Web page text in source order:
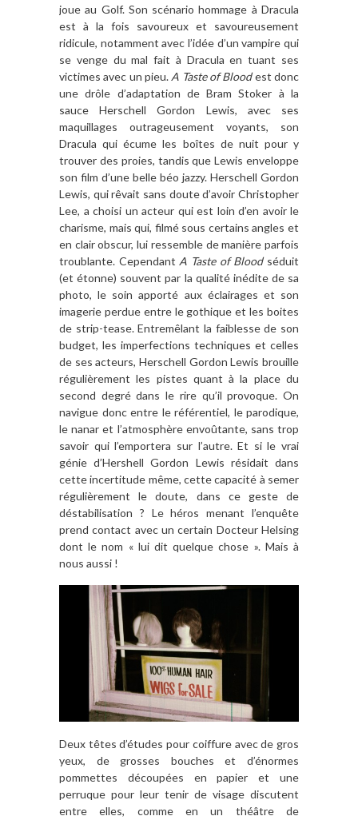
joue au Golf. Son scénario hommage à Dracula
est à la fois savoureux et savoureusement
ridicule, notamment avec l’idée d’un vampire qui
se venge du mal fait à Dracula en tuant ses
victimes avec un pieu. A Taste of Bloodest donc
une drôle d’adaptation de Bram Stoker à la
sauce Herschell Gordon Lewis, avec ses
maquillages outrageusement voyants, son
Dracula qui écume les boîtes de nuit pour y
trouver des proies, tandis que Lewis enveloppe
son film d’une belle béo jazzy. Herschell Gordon
Lewis, qui rêvait sans doute d’avoir Christopher
Lee, a choisi un acteur qui est loin d’en avoir le
charisme, mais qui, filmé sous certains angles et
en clair obscur, lui ressemble de manière parfois
troublante. Cependant A Taste of Bloodséduit
(et étonne) souvent par la qualité inédite de sa
photo, le soin apporté aux éclairages et son
imagerie perdue entre le gothique et les boites
de strip-tease. Entremêlant la faiblesse de son
budget, les imperfections techniques et celles
de ses acteurs, Herschell Gordon Lewis brouille
régulièrement les pistes quant à la place du
second degré dans le rire qu’il provoque. On
navigue donc entre le référentiel, le parodique,
le nanar et l’atmosphère envoûtante, sans trop
savoir qui l’emportera sur l’autre. Et si le vrai
génie d’Hershell Gordon Lewis résidait dans
cette incertitude même, cette capacité à semer
régulièrement le doute, dans ce geste de
déstabilisation ? Le héros menant l’enquête
prend contact avec un certain Docteur Helsing
dont le nom « lui dit quelque chose ». Mais à
nous aussi !
Deux têtes d’études pour coiffure avec de gros
yeux, de grosses bouches et d’énormes
pommettes découpées en papier et une
perruque pour leur tenir de visage discutent
entre elles, comme en un théâtre de